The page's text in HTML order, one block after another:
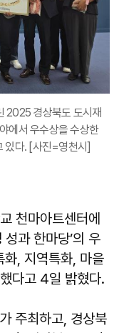
2025 경상북도 도시재
에서 우수상을 수상한
있다. [사진=영천시]
천마아트센터에
과 한마당’의 우
, 지역특화, 마을
다고 4일 밝혔다.
주최하고, 경상북